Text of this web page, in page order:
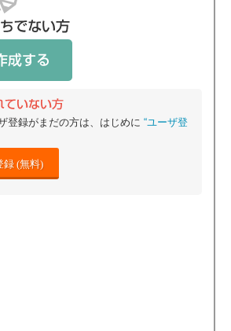
登録がまだの方は、はじめに “ユーザ登
録 (無料)